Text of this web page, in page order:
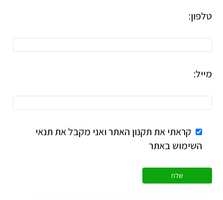
טלפון:
מייל:
קראתי את תקנון האתר ואני מקבל את תנאי
השימוש באתר